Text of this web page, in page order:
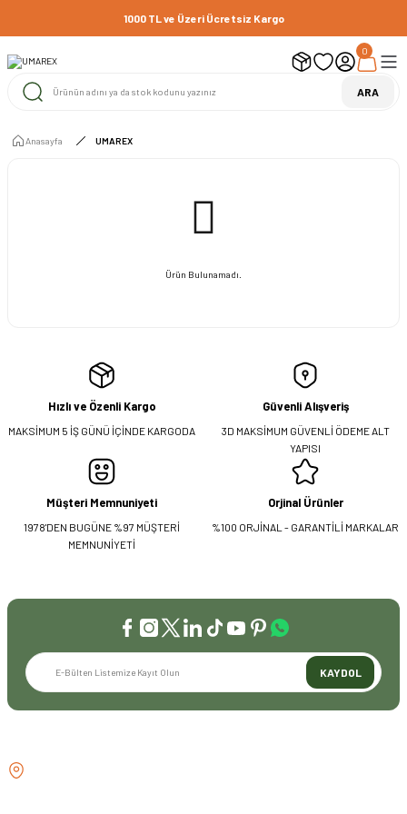
1000 TL ve Üzeri Ücretsiz Kargo
ARA
0
Anasayfa UMAREX
Ürün Bulunamadı.
Hızlı ve Özenli Kargo
MAKSİMUM 5 İŞ GÜNÜ İÇİNDE KARGODA
Güvenli Alışveriş
3D MAKSİMUM GÜVENLİ ÖDEME ALT
YAPISI
Müşteri Memnuniyeti
1978'DEN BUGÜNE %97 MÜŞTERİ
MEMNUNİYETİ
Orjinal Ürünler
%100 ORJİNAL - GARANTİLİ MARKALAR
KAYDOL